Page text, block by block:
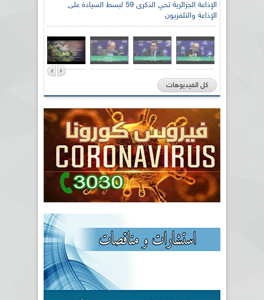
الإذاعة الجزائرية تحي الذكرى 59 لبسط السيادة على
الإذاعة والتلفزيون
كل الفيديوهات